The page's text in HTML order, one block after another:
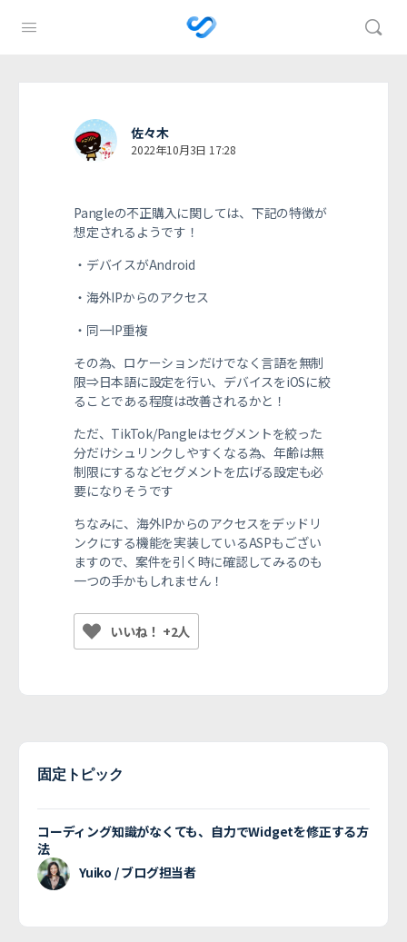
佐々木
2022年10月3日 17:28
Pangleの不正購入に関しては、下記の特徴が
想定されるようです！
・デバイスがAndroid
・海外IPからのアクセス
・同一IP重複
その為、ロケーションだけでなく言語を無制
限⇒日本語に設定を行い、デバイスをiOSに絞
ることである程度は改善されるかと！
ただ、TikTok/Pangleはセグメントを絞った
分だけシュリンクしやすくなる為、年齢は無
制限にするなどセグメントを広げる設定も必
要になりそうです
ちなみに、海外IPからのアクセスをデッドリ
ンクにする機能を実装しているASPもござい
ますので、案件を引く時に確認してみるのも
一つの手かもしれません！
いいね！ +2人
固定トピック
コーディング知識がなくても、自力でWidgetを修正する方
法
Yuiko / ブログ担当者